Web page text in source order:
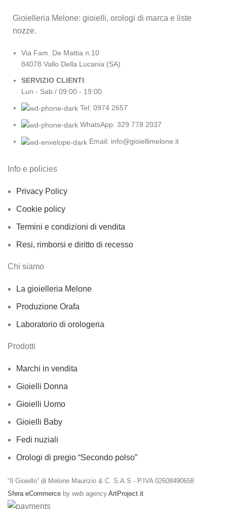
Gioielleria Melone: gioielli, orologi di marca e liste
nozze.
Via Fam. De Mattia n.10
84078 Vallo Della Lucania (SA)
SERVIZIO CLIENTI:
Lun - Sab / 09:00 - 19:00
Tel: 0974 2657
WhatsApp: 329 778 2037
Email: info@gioiellimelone.it
Info e policies
Privacy Policy
Cookie policy
Termini e condizioni di vendita
Resi, rimborsi e diritto di recesso
Chi siamo
La gioielleria Melone
Produzione Orafa
Laboratorio di orologeria
Prodotti
Marchi in vendita
Gioielli Donna
Gioielli Uomo
Gioielli Baby
Fedi nuziali
Orologi di pregio “Secondo polso”
“Il Gioiello” di Melone Maurizio & C. S.A.S - P.IVA 02608490658
Sfera eCommerce by web agency ArtProject.it